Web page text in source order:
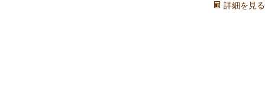
詳細を見る